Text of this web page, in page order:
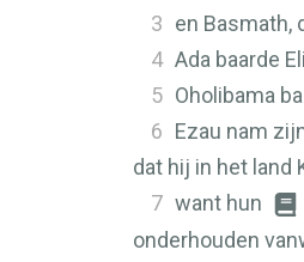
3 en Basmath,
4 Ada baarde
5 Oholibama
6 Ezau nam
dat hij in het land
7 want hun
onderhouden